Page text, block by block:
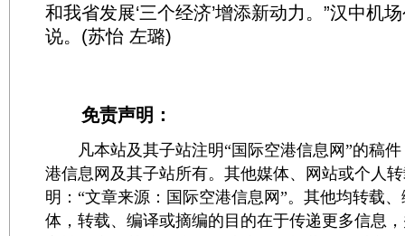
和我省发展‘三个经济’增添新动力。”汉中机
说。(苏怡 左璐)
免责声明：
凡本站及其子站注明“国际空港信息网”的稿件
港信息网及其子站所有。其他媒体、网站或个人
明：“文章来源：国际空港信息网”。其他均转载
体，转载、编译或摘编的目的在于传递更多信息